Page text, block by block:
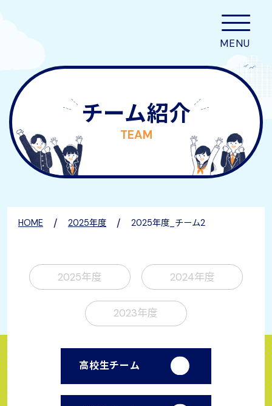
チーム紹介
TEAM
HOME / 2025年度/ 2025年度_チーム2
2025年度 2024年度
2023年度
高校生チーム